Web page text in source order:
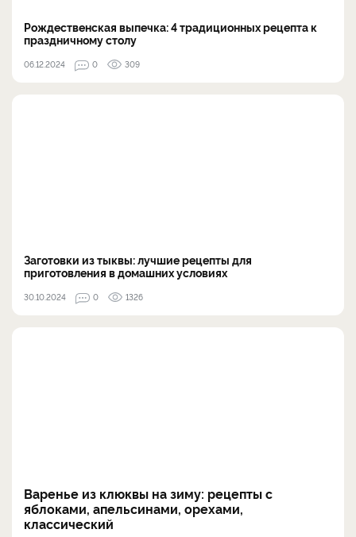
Рождественская выпечка: 4 традиционных рецепта к
праздничному столу
06.12.2024 0 309
Заготовки из тыквы: лучшие рецепты для
приготовления в домашних условиях
30.10.2024 0 1326
Варенье из клюквы на зиму: рецепты с
яблоками, апельсинами, орехами,
классический